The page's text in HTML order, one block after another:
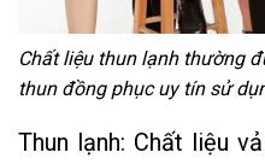
Chất liệu thun lạnh thường
thun đồng phục uy tín sử
Thun lạnh: Chất liệu